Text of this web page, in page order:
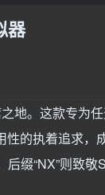
器
地。这款专为
的执着追求，
缀“NX”则致